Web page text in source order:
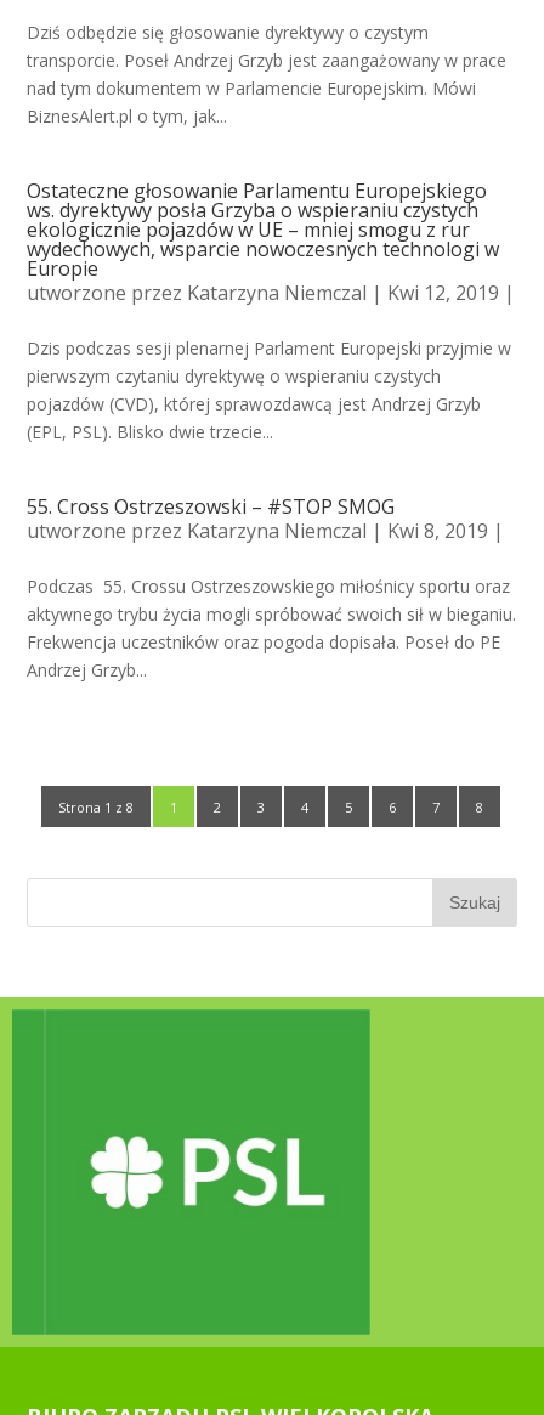
Dziś odbędzie się głosowanie dyrektywy o czystym
transporcie. Poseł Andrzej Grzyb jest zaangażowany w prace
nad tym dokumentem w Parlamencie Europejskim. Mówi
BiznesAlert.pl o tym, jak...
Ostateczne głosowanie Parlamentu Europejskiego
ws. dyrektywy posła Grzyba o wspieraniu czystych
ekologicznie pojazdów w UE – mniej smogu z rur
wydechowych, wsparcie nowoczesnych technologi w
Europie
utworzone przez Katarzyna Niemczal | Kwi 12, 2019 |
Dzis podczas sesji plenarnej Parlament Europejski przyjmie w
pierwszym czytaniu dyrektywę o wspieraniu czystych
pojazdów (CVD), której sprawozdawcą jest Andrzej Grzyb
(EPL, PSL). Blisko dwie trzecie...
55. Cross Ostrzeszowski – #STOP SMOG
utworzone przez Katarzyna Niemczal | Kwi 8, 2019 |
Podczas 55. Crossu Ostrzeszowskiego miłośnicy sportu oraz
aktywnego trybu życia mogli spróbować swoich sił w bieganiu.
Frekwencja uczestników oraz pogoda dopisała. Poseł do PE
Andrzej Grzyb...
Strona 1 z 8 1 2 3 4 5 6 7 8